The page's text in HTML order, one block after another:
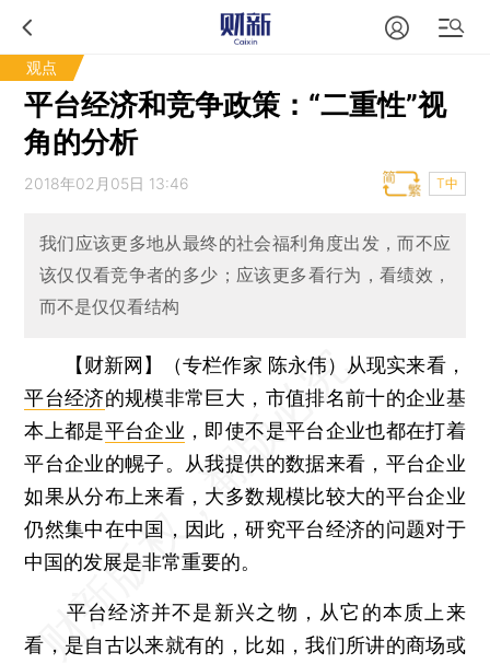
观点
平台经济和竞争政策：“二重性”视
角的分析
2018年02月05日 13:46 T中
我们应该更多地从最终的社会福利角度出发，而不应
该仅仅看竞争者的多少；应该更多看行为，看绩效，
而不是仅仅看结构
【财新网】（专栏作家 陈永伟） 从现实来看，
平台经济的规模非常巨大，市值排名前十的企业基
本上都是平台企业 ，即使不是平台企业也都在打着
平台企业的幌子。从我提供的数据来看，平台企业
如果从分布上来看，大多数规模比较大的平台企业
仍然集中在中国，因此，研究平台经济的问题对于
中国的发展是非常重要的。
平台经济并不是新兴之物，从它的本质上来
看，是自古以来就有的，比如，我们所讲的商场或